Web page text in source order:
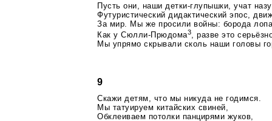
Пусть они, наши детки-глупышки , учат
Футуристический дидактический эпос,
За мир. Мы же просили войны: борода
Как уСюлли-Прюдома3, разве это
Мы упрямо скрывали сколь наши головы
9
Скажи детям, что мы никуда не годимся.
Мы татуируем китайских свиней,
Обклеиваем потолки панцирями жуков,